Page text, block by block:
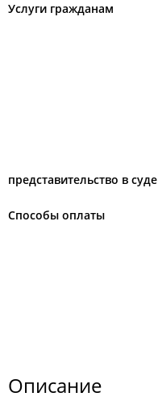
Услуги гражданам
представительство в суде
Способы оплаты
Описание